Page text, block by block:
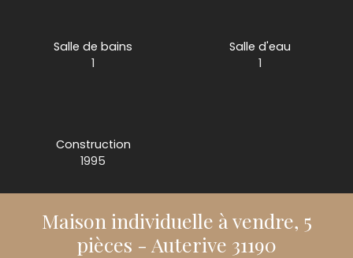
Salle de bains
1
Salle d'eau
1
Construction
1995
Maison individuelle à vendre, 5
pièces - Auterive 31190